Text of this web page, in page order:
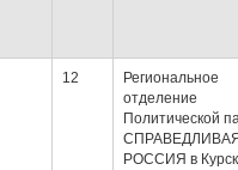
12
Региональное
отделение
Политической
РОССИЯ в